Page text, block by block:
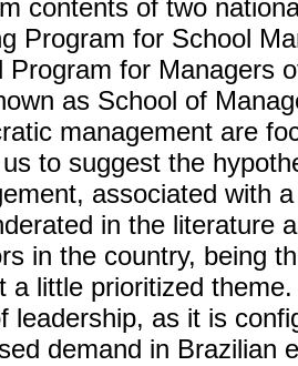
contents of two
Program for School
Program for Managers
as School of
management are
to suggest the
associated with
in the literature
in the country, being
a little prioritized
leadership, as it is
demand in Brazilian